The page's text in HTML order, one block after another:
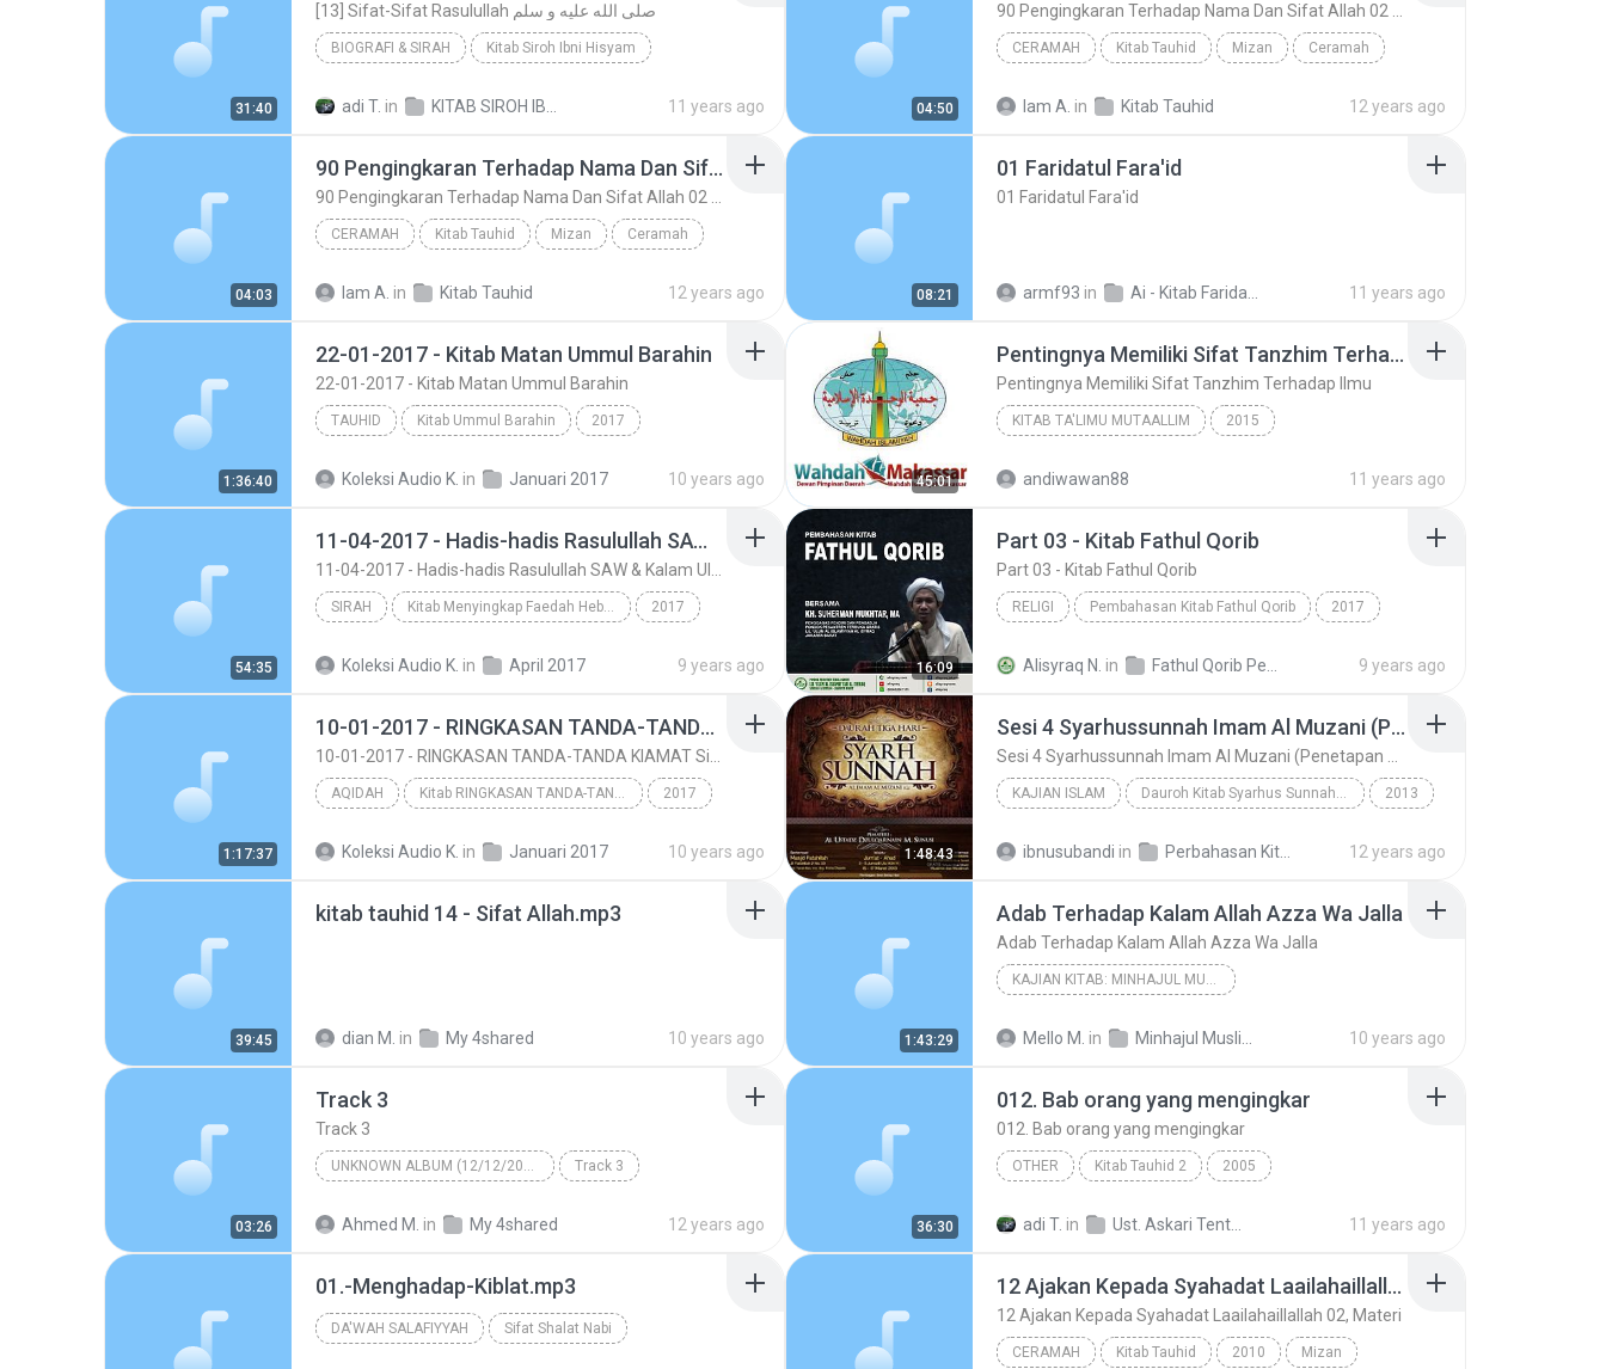
31:40
[13] Sifat-Sifat Rasulullah صلى الله عليه و سلم
BIOGRAFI & SIRAH Kitab Siroh Ibni Hisyam
adi T. in 11 years ago 04:50
CERAMAH Kitab Tauhid Mizan Ceramah
Iam A. in Kitab Tauhid 12 years ago
04:03
90 Pengingkaran Terhadap Nama Dan Sifat Allah 02 (Tanya Jawab)
CERAMAH Kitab Tauhid Mizan Ceramah
Iam A. in Kitab Tauhid 12 years ago 08:21
01 Faridatul Fara'id
01 Faridatul Fara'id
armf93 in 11 years ago
1:36:40
22-01-2017 - Kitab Matan Ummul Barahin
22-01-2017 - Kitab Matan Ummul Barahin
TAUHID Kitab Ummul Barahin 2017
Koleksi Audio K. in Januari 2017 10 years ago 45:01
Pentingnya Memiliki Sifat Tanzhim Terhadap Ilmu
Pentingnya Memiliki Sifat Tanzhim Terhadap Ilmu
KITAB TA'LIMU MUTAALLIM 2015
andiwawan88 11 years ago
54:35
11-04-2017 - Hadis-hadis Rasulullah SAW & Kalam Ulama Tentang Kelebihan dan Kedudukan Sahabat - www.facebook.com/jadualkuliyyah
SIRAH Kitab Menyingkap Faedah Hebat Di Dalam Mengenali Sahabat 2017
Koleksi Audio K. in April 2017 9 years ago 16:09
Part 03 - Kitab Fathul Qorib
Part 03 - Kitab Fathul Qorib
RELIGI Pembahasan Kitab Fathul Qorib 2017
Alisyraq N. in 9 years ago
1:17:37
10-01-2017 - RINGKASAN TANDA-TANDA KIAMAT Siri II
AQIDAH Kitab RINGKASAN TANDA-TANDA KIAMAT ( 40 Hadith ) 2017
Koleksi Audio K. in Januari 2017 10 years ago 1:48:43
Sesi 4 Syarhussunnah Imam Al Muzani (Penetapan Nama & Sifat Allah, Sifat Ketinggian & Kedekatan Allah)
KAJIAN ISLAM Dauroh Kitab Syarhus Sunnah (Imam Al Muzani) 2013
ibnusubandi in 12 years ago
39:45
kitab tauhid 14 - Sifat Allah.mp3
dian M. in My 4shared 10 years ago 1:43:29
Adab Terhadap Kalam Allah Azza Wa Jalla
Adab Terhadap Kalam Allah Azza Wa Jalla
KAJIAN KITAB: MINHAJUL MUSLIM (BAB ADAB)
Mello M. in 10 years ago
03:26
Track 3
Track 3
UNKNOWN ALBUM (12/12/2008 11:54:15 AM) Track 3
Ahmed M. in My 4shared 12 years ago 36:30
012. Bab orang yang mengingkar
012. Bab orang yang mengingkar
OTHER Kitab Tauhid 2 2005
adi T. in 11 years ago
01.-Menghadap-Kiblat.mp3
DA'WAH SALAFIYYAH Sifat Shalat Nabi
12 Ajakan Kepada Syahadat Laailahaillallah 02, Materi
12 Ajakan Kepada Syahadat Laailahaillallah 02, Materi
CERAMAH Kitab Tauhid 2010 Mizan